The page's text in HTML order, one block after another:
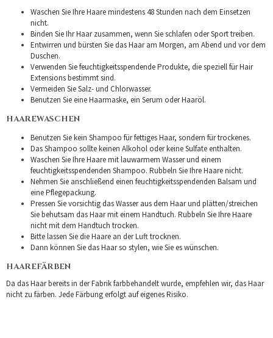
Waschen Sie Ihre Haare mindestens 48 Stunden nach dem Einsetzen
nicht.
Binden Sie Ihr Haar zusammen, wenn Sie schlafen oder Sport treiben.
Entwirren und bürsten Sie das Haar am Morgen, am Abend und vor dem
Duschen.
Verwenden Sie feuchtigkeitsspendende Produkte, die speziell für Hair
Extensions bestimmt sind.
Vermeiden Sie Salz- und Chlorwasser.
Benutzen Sie eine Haarmaske, ein Serum oder Haaröl.
HAAREWASCHEN
Benutzen Sie kein Shampoo für fettiges Haar, sondern für trockenes.
Das Shampoo sollte keinen Alkohol oder keine Sulfate enthalten.
Waschen Sie Ihre Haare mit lauwarmem Wasser und einem
feuchtigkeitsspendenden Shampoo. Rubbeln Sie Ihre Haare nicht.
Nehmen Sie anschließend einen feuchtigkeitsspendenden Balsam und
eine Pflegepackung.
Pressen Sie vorsichtig das Wasser aus dem Haar und plätten/streichen
Sie behutsam das Haar mit einem Handtuch. Rubbeln Sie Ihre Haare
nicht mit dem Handtuch trocken.
Bitte lassen Sie die Haare an der Luft trocknen.
Dann können Sie das Haar so stylen, wie Sie es wünschen.
HAAREFÄRBEN
Da das Haar bereits in der Fabrik farbbehandelt wurde, empfehlen wir, das Haar
nicht zu färben. Jede Färbung erfolgt auf eigenes Risiko.